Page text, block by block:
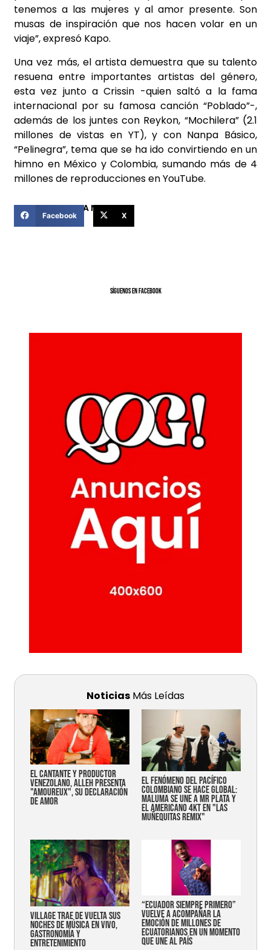
tenemos a las mujeres y al amor presente. Son
musas de inspiración que nos hacen volar en un
viaje”, expresó Kapo.
Una vez más, el artista demuestra que su talento
resuena entre importantes artistas del género,
esta vez junto a Crissin -quien saltó a la fama
internacional por su famosa canción “Poblado”-,
además de los juntes con Reykon, “Mochilera” (2.1
millones de vistas en YT), y con Nanpa Básico,
“Pelinegra”, tema que se ha ido convirtiendo en un
himno en México y Colombia, sumando más de 4
millones de reproducciones en YouTube.
COMPARTIR ESTA NOTICIA
Facebook X
SíGUENOS EN FACEBOOK
Noticias Más Leídas
EL CANTANTE Y PRODUCTOR
VENEZOLANO, ALLEH PRESENTA
"AMOUREUX", SU DECLARACIÓN
DE AMOR
EL FENÓMENO DEL PACÍFICO
COLOMBIANO SE HACE GLOBAL:
MALUMA SE UNE A MR PLATA Y
EL AMERICANO 4KT EN "LAS
MUÑEQUITAS REMIX"
Village trae de vuelta sus
noches de música en vivo,
gastronomía y
entretenimiento
“Ecuador siempre primero”
vuelve a acompañar la
emoción de millones de
ecuatorianos en un momento
que une al país